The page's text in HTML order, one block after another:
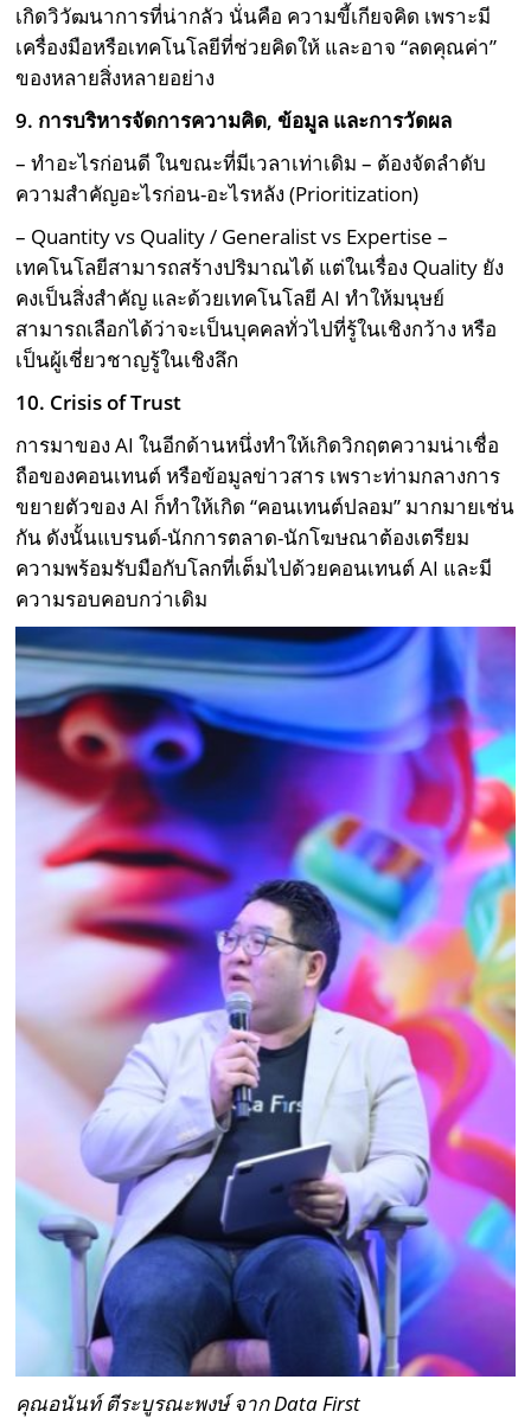
เกิดวิวัฒนาการที่น่ากลัว นั่นคือ ความขี้เกียจคิด เพราะมี
เครื่องมือหรือเทคโนโลยีที่ช่วยคิดให้ และอาจ “ลดคุณค่า”
ของหลายสิ่งหลายอย่าง
9. การบริหารจัดการความคิด, ข้อมูล และการวัดผล
– ทำอะไรก่อนดี ในขณะที่มีเวลาเท่าเดิม – ต้องจัดลำดับ
ความสำคัญอะไรก่อน-อะไรหลัง (Prioritization)
– Quantity vs Quality / Generalist vs Expertise –
เทคโนโลยีสามารถสร้างปริมาณได้ แต่ในเรื่อง Quality ยัง
คงเป็นสิ่งสำคัญ และด้วยเทคโนโลยี AI ทำให้มนุษย์
สามารถเลือกได้ว่าจะเป็นบุคคลทั่วไปที่รู้ในเชิงกว้าง หรือ
เป็นผู้เชี่ยวชาญรู้ในเชิงลึก
10. Crisis of Trust
การมาของ AI ในอีกด้านหนึ่งทำให้เกิดวิกฤตความน่าเชื่อ
ถือของคอนเทนต์ หรือข้อมูลข่าวสาร เพราะท่ามกลางการ
ขยายตัวของ AI ก็ทำให้เกิด “คอนเทนต์ปลอม” มากมายเช่น
กัน ดังนั้นแบรนด์-นักการตลาด-นักโฆษณาต้องเตรียม
ความพร้อมรับมือกับโลกที่เต็มไปด้วยคอนเทนต์ AI และมี
ความรอบคอบกว่าเดิม
คุณอนันท์ ตีระบูรณะพงษ์ จาก Data First